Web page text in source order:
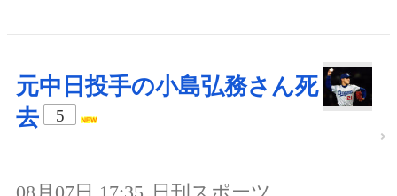
元中日投手の小島弘務さん死
去
5